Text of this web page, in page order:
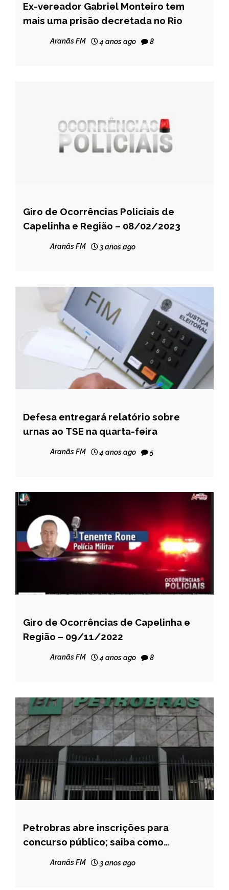
BRASIL
NOTÍCIAS
Ex-vereador Gabriel Monteiro tem
mais uma prisão decretada no Rio
Aranãs FM 4 anos ago 8
CAPELINHA
NOTÍCIAS
Giro de Ocorrências Policiais de
Capelinha e Região – 08/02/2023
Aranãs FM 3 anos ago
BRASIL
NOTÍCIAS
Defesa entregará relatório sobre
urnas ao TSE na quarta-feira
Aranãs FM 4 anos ago 5
CAPELINHA
NOTÍCIAS
Giro de Ocorrências de Capelinha e
Região – 09/11/2022
Aranãs FM 4 anos ago 8
BRASIL
NOTÍCIAS
Petrobras abre inscrições para
concurso público; saiba como
Aranãs FM 3 anos ago